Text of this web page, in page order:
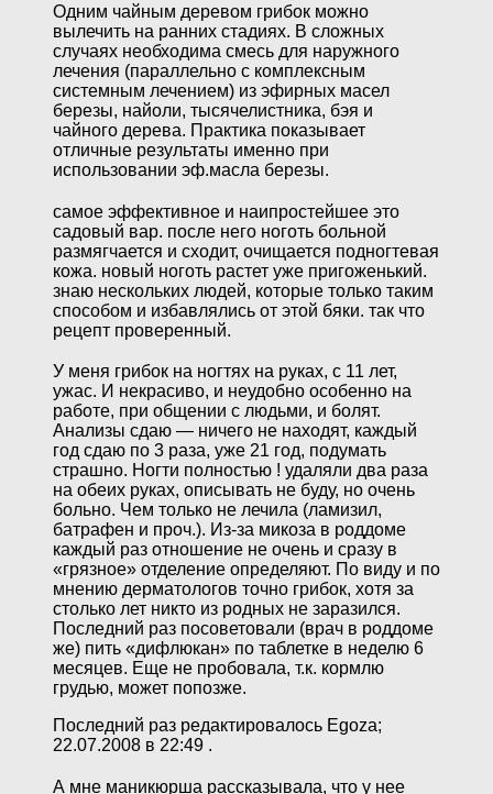
Одним чайным деревом грибок можно
вылечить на ранних стадиях. В сложных
случаях необходима смесь для наружного
лечения (параллельно с комплексным
системным лечением) из эфирных масел
березы, найоли, тысячелистника, бэя и
чайного дерева. Практика показывает
отличные результаты именно при
использовании эф.масла березы.
самое эффективное и наипростейшее это
садовый вар. после него ноготь больной
размягчается и сходит, очищается подногтевая
кожа. новый ноготь растет уже пригоженький.
знаю нескольких людей, которые только таким
способом и избавлялись от этой бяки. так что
рецепт проверенный.
У меня грибок на ногтях на руках, с 11 лет,
ужас. И некрасиво, и неудобно особенно на
работе, при общении с людьми, и болят.
Анализы сдаю — ничего не находят, каждый
год сдаю по 3 раза, уже 21 год, подумать
страшно. Ногти полностью ! удаляли два раза
на обеих руках, описывать не буду, но очень
больно. Чем только не лечила (ламизил,
батрафен и проч.). Из-за микоза в роддоме
каждый раз отношение не очень и сразу в
«грязное» отделение определяют. По виду и по
мнению дерматологов точно грибок, хотя за
столько лет никто из родных не заразился.
Последний раз посоветовали (врач в роддоме
же) пить «дифлюкан» по таблетке в неделю 6
месяцев. Еще не пробовала, т.к. кормлю
грудью, может попозже.
Последний раз редактировалось Egoza;
22.07.2008 в 22:49 .
А мне маникюрша рассказывала, что у нее